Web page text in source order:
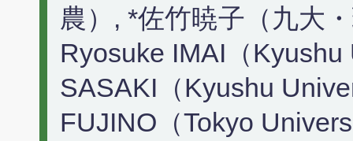
農）, *佐竹暁子（九大
Ryosuke IMAI（
SASAKI（Kyushu
FUJINO（Tokyo